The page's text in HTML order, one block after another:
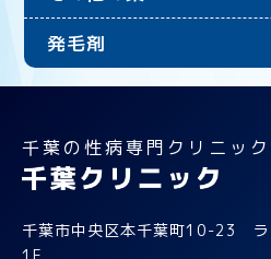
発毛剤
千葉の性病専門クリニック
千葉市中央区本千葉町10-23 ラ
1F